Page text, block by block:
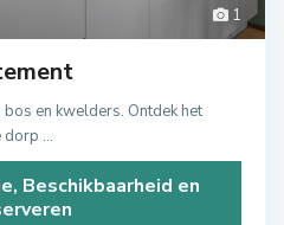
1
en kwelders. Ontdek het
dorp ...
Beschikbaarheid en